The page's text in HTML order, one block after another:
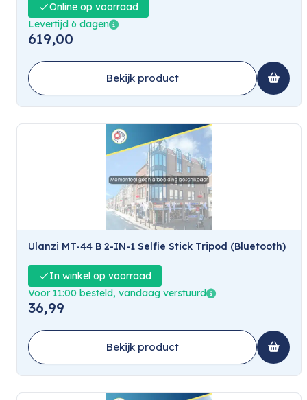
Online op voorraad
Levertijd 6 dagen
619,00
Bekijk product
Ulanzi MT-44 B 2-IN-1 Selfie Stick Tripod (Bluetooth)
In winkel op voorraad
Voor 11:00 besteld, vandaag verstuurd
36,99
Bekijk product